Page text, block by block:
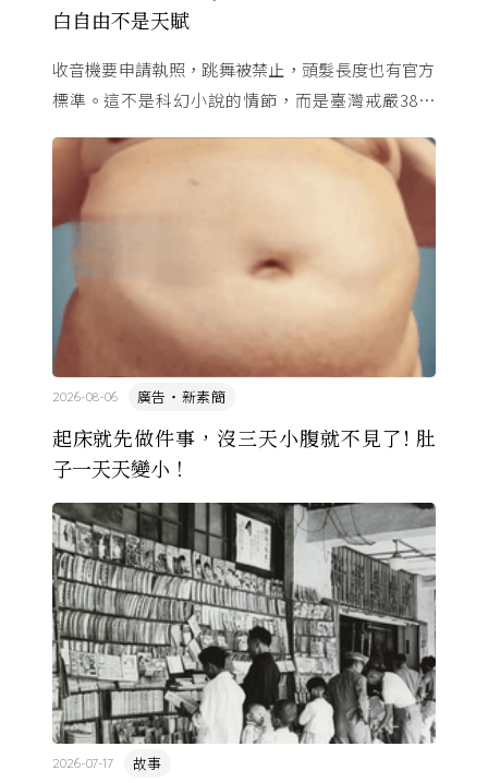
白自由不是天賦
收音機要申請執照，跳舞被禁止，頭髮長度也有官方
標準。這不是科幻小說的情節，而是臺灣戒嚴38年
嚴令，這段歷 ...
起床就先做件事，沒三天小腹就不見了! 肚
子一天天變小！
廣告・新素簡
2026-08-06
故事
2026-07-17